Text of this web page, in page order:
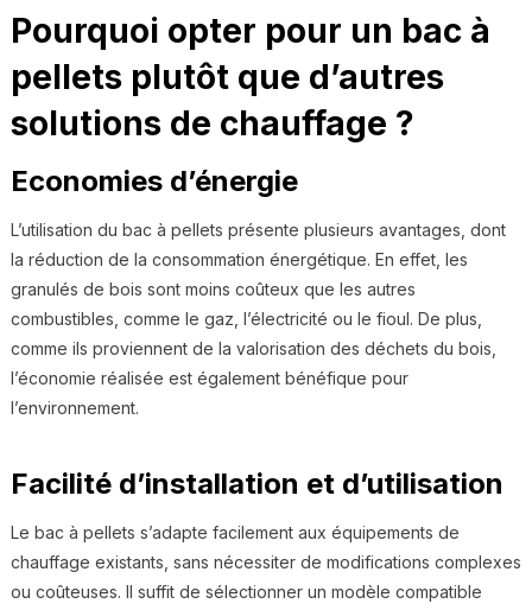
Pourquoi opter pour un bac à
pellets plutôt que d’autres
solutions de chauffage ?
Economies d’énergie
L’utilisation du bac à pellets présente plusieurs avantages, dont
la réduction de la consommation énergétique. En effet, les
granulés de bois sont moins coûteux que les autres
combustibles, comme le gaz, l’électricité ou le fioul. De plus,
comme ils proviennent de la valorisation des déchets du bois,
l’économie réalisée est également bénéfique pour
l’environnement.
Facilité d’installation et d’utilisation
Le bac à pellets s’adapte facilement aux équipements de
chauffage existants, sans nécessiter de modifications complexes
ou coûteuses. Il suffit de sélectionner un modèle compatible